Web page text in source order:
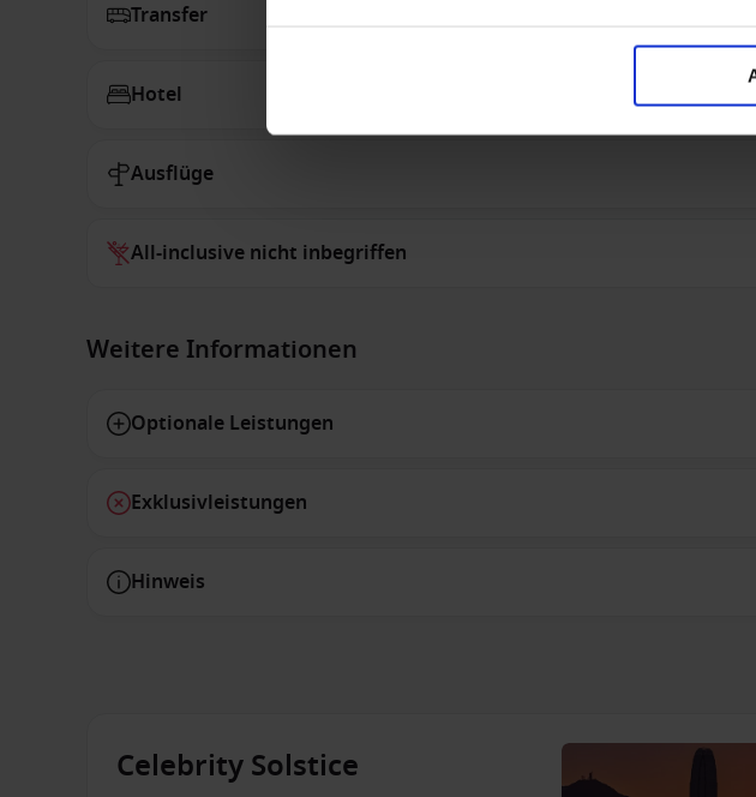
Transfer
Hotel
Ausflüge
All-inclusive nicht inbegriffen
Weitere Informationen
Optionale Leistungen
Exklusivleistungen
Hinweis
Celebrity Solstice